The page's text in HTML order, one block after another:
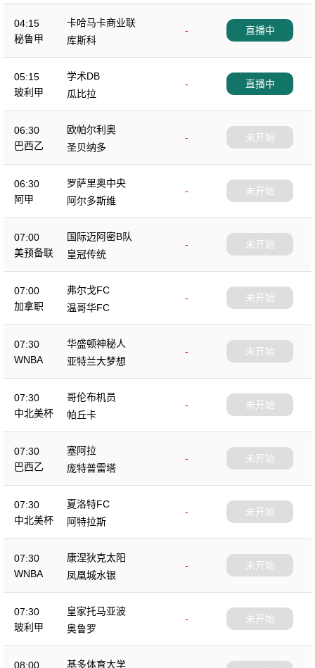
04:15
秘鲁甲
卡哈马卡商业联
-
库斯科
直播中
05:15
玻利甲
学术DB
-
瓜比拉
直播中
06:30
巴西乙
欧帕尔利奥
-
圣贝纳多
未开始
06:30
阿甲
罗萨里奥中央
-
阿尔多斯维
未开始
07:00
美预备联
国际迈阿密B队
-
皇冠传统
未开始
07:00
加拿职
弗尔戈FC
-
温哥华FC
未开始
07:30
WNBA
华盛顿神秘人
-
亚特兰大梦想
未开始
07:30
中北美杯
哥伦布机员
-
帕丘卡
未开始
07:30
巴西乙
塞阿拉
-
庞特普雷塔
未开始
07:30
中北美杯
夏洛特FC
-
阿特拉斯
未开始
07:30
WNBA
康涅狄克太阳
-
凤凰城水银
未开始
07:30
玻利甲
皇家托马亚波
-
奥鲁罗
未开始
08:00
基多体育大学